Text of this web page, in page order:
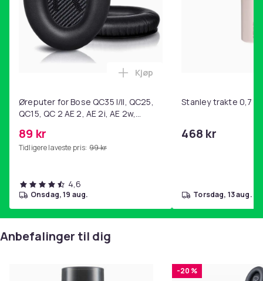
Mobildeksel motstår riper, støv, smuss og støt
Vekt, gram
Artikkel nr.
6009ae0f-22ac-5fed-bae8-a9c778120272
Produktsikkerhetsinformasjon
Øreputer for Bose QC35 I/II, QC25,
QC15, QC 2 AE 2, AE 2i, AE 2w,
89 kr
Tidligere laveste pris: 99 kr
Legg Øreputer for Bose QC35
Kjøp
4,6
onsdag, 19 aug.
Stanley trakte 0,7 l,
468 kr
torsdag, 13 aug.
Anbefalinger til dig
-20 %